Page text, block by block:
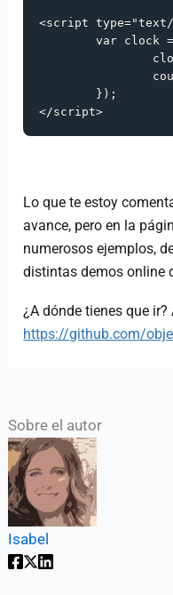
<script type=
	var clock
=
} ) ;
</script>
Lo que te estoy
avance, pero en la
numerosos ejemplos,
distintas demos online
¿A dónde tienes que ir?
https://github.com/
Sobre el autor
Isabel